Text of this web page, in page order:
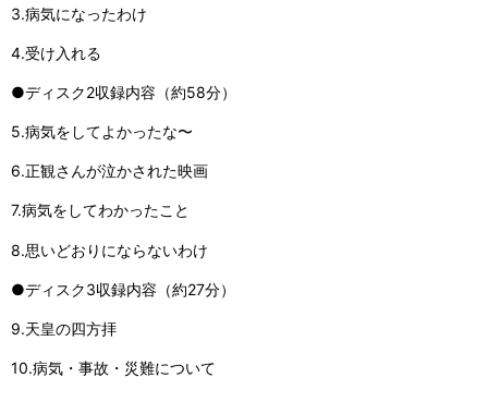
3.病気になったわけ
4.受け入れる
●ディスク2収録内容（約58分）
5.病気をしてよかったな〜
6.正観さんが泣かされた映画
7.病気をしてわかったこと
8.思いどおりにならないわけ
●ディスク3収録内容（約27分）
9.天皇の四方拝
10.病気・事故・災難について